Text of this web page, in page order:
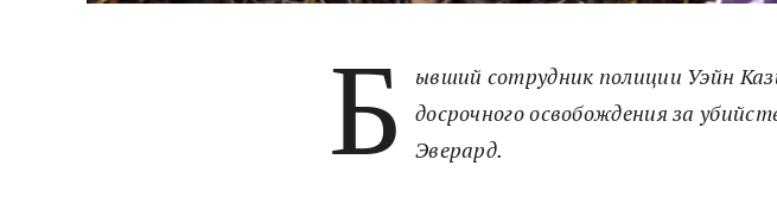
Б
ывший сотрудник полиции Уэйн
досрочного освобождения за
Эверард.